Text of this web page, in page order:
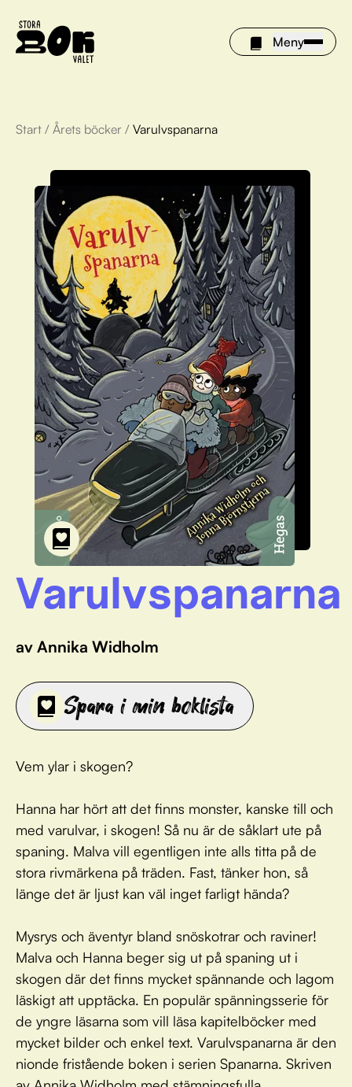
Meny
Årets böcker
Om Stora bokvalet
Olivia tipsar
Vinnare
FAQ
För bibliotek
Start / Årets böcker / Varulvspanarna
Varulvspanarna
av Annika Widholm
Spara i min boklista
Vem ylar i skogen?
Hanna har hört att det finns monster, kanske till och
med varulvar, i skogen! Så nu är de såklart ute på
spaning. Malva vill egentligen inte alls titta på de
stora rivmärkena på träden. Fast, tänker hon, så
länge det är ljust kan väl inget farligt hända?
Mysrys och äventyr bland snöskotrar och raviner!
Malva och Hanna beger sig ut på spaning ut i
skogen där det finns mycket spännande och lagom
läskigt att upptäcka. En populär spänningsserie för
de yngre läsarna som vill läsa kapitelböcker med
mycket bilder och enkel text. Varulvspanarna är den
nionde fristående boken i serien Spanarna. Skriven